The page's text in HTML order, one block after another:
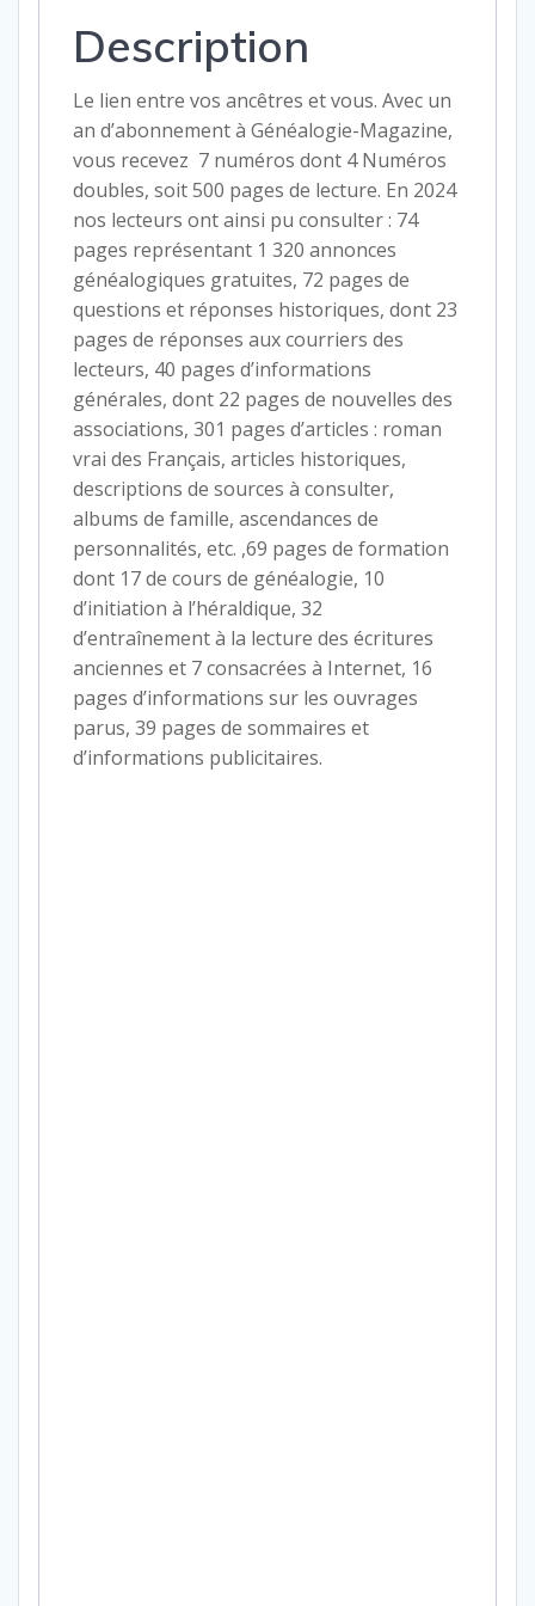
OutreDescription
Le lien entre vos ancêtres et vous. Avec un
an d’abonnement à Généalogie-Magazine,
vous recevez 7 numéros dont 4 Numéros
doubles, soit 500 pages de lecture. En 2024
nos lecteurs ont ainsi pu consulter : 74
pages représentant 1 320 annonces
généalogiques gratuites, 72 pages de
questions et réponses historiques, dont 23
pages de réponses aux courriers des
lecteurs, 40 pages d’informations
générales, dont 22 pages de nouvelles des
associations, 301 pages d’articles : roman
vrai des Français, articles historiques,
descriptions de sources à consulter,
albums de famille, ascendances de
personnalités, etc. ,69 pages de formation
dont 17 de cours de généalogie, 10
d’initiation à l’héraldique, 32
d’entraînement à la lecture des écritures
anciennes et 7 consacrées à Internet, 16
pages d’informations sur les ouvrages
parus, 39 pages de sommaires et
d’informations publicitaires.